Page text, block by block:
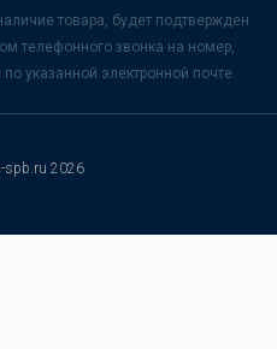
товара, будет подтвержден
телефонного звонка на номер,
указанной электронной почте.
spb.ru 2026